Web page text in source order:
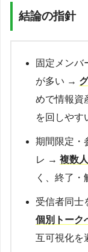
結論の指針
固定メンバ
が多い →
めで情報資
を回しやす
期間限定・
レ → 複数
く、終了・
受信者同士
個別トーク
互可視化を